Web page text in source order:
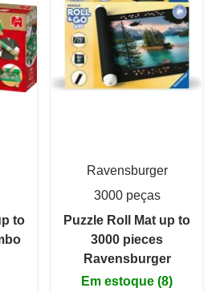
to
Ravensburger
3000 peças
Puzzle Roll Mat up to
3000 pieces
Ravensburger
Em estoque (8)